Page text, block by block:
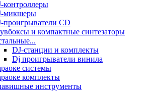
контроллеры
микшеры
проигрыватели CD
и компактные синтезаторы
DJ-станции и комплекты
Dj проигрыватели винила
системы
комплекты
инструменты